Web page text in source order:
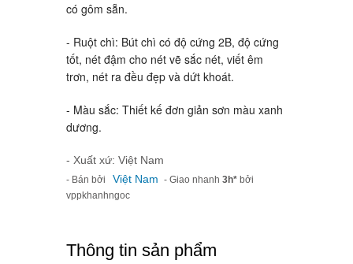
có gôm sẵn.
- Ruột chì: Bút chì có độ cứng 2B, độ cứng
tốt, nét đậm cho nét vẽ sắc nét, viết êm
trơn, nét ra đều đẹp và dứt khoát.
- Màu sắc: Thiết kế đơn giản sơn màu xanh
dương.
- Xuất xứ: Việt Nam
- Bán bởi Việt Nam - Giao nhanh 3h* bởi
vppkhanhngoc
Thông tin sản phẩm